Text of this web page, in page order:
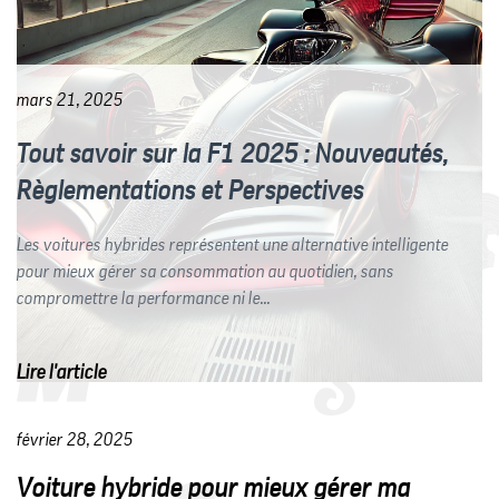
mars 21, 2025
Tout savoir sur la F1 2025 : Nouveautés,
Règlementations et Perspectives
Les voitures hybrides représentent une alternative intelligente
pour mieux gérer sa consommation au quotidien, sans
compromettre la performance ni le...
Lire l'article
février 28, 2025
Voiture hybride pour mieux gérer ma